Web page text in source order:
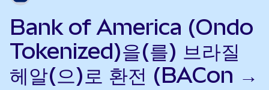
Bank of America (Ondo
Tokenized)을(를) 브라질
헤알(으)로 환전 (BACon →